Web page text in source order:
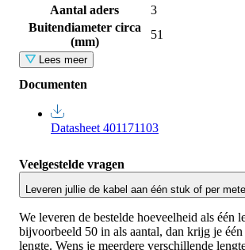
Aantal aders
3
Buitendiameter circa
(mm)
51
Lees meer
Documenten
Datasheet 401171103
Veelgestelde vragen
Leveren jullie de kabel aan één stuk of per
We leveren de bestelde hoeveelheid als één
bijvoorbeeld 50 in als aantal, dan krijg je
lengte. Wens je meerdere verschillende